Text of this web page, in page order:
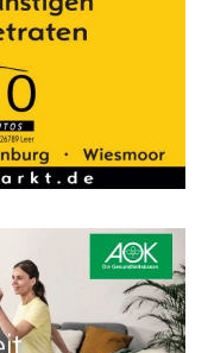
sowie Mobil­
ent­ste­hen,
werden.
gewähl­te Abge­ord­
Anschaf­fun­gen
vor Ablauf des Jah­
des Jah­res
den Jah­res­be­